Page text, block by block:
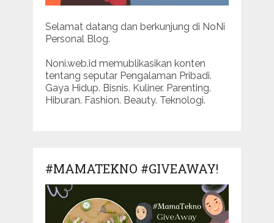
Selamat datang dan berkunjung di NoNi
Personal Blog.
Noni.web.id memublikasikan konten
tentang seputar Pengalaman Pribadi.
Gaya Hidup. Bisnis. Kuliner. Parenting.
Hiburan. Fashion. Beauty. Teknologi.
#MAMATEKNO #GIVEAWAY!